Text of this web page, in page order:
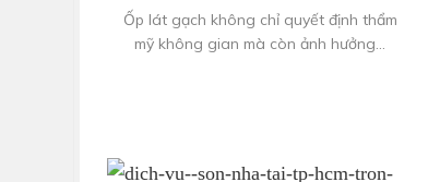
Ốp lát gạch không chỉ quyết định thẩm
mỹ không gian mà còn ảnh hưởng...